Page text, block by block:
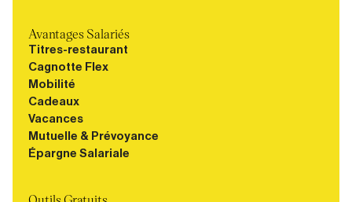
Avantages Salariés
Titres-restaurant
Cagnotte Flex
Mobilité
Cadeaux
Vacances
Mutuelle & Prévoyance
Épargne Salariale